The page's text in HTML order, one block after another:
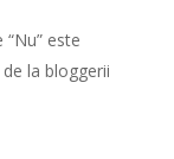
este
la bloggerii